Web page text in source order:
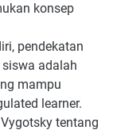
konsep
pendekatan
adalah
mampu
learner.
tentang